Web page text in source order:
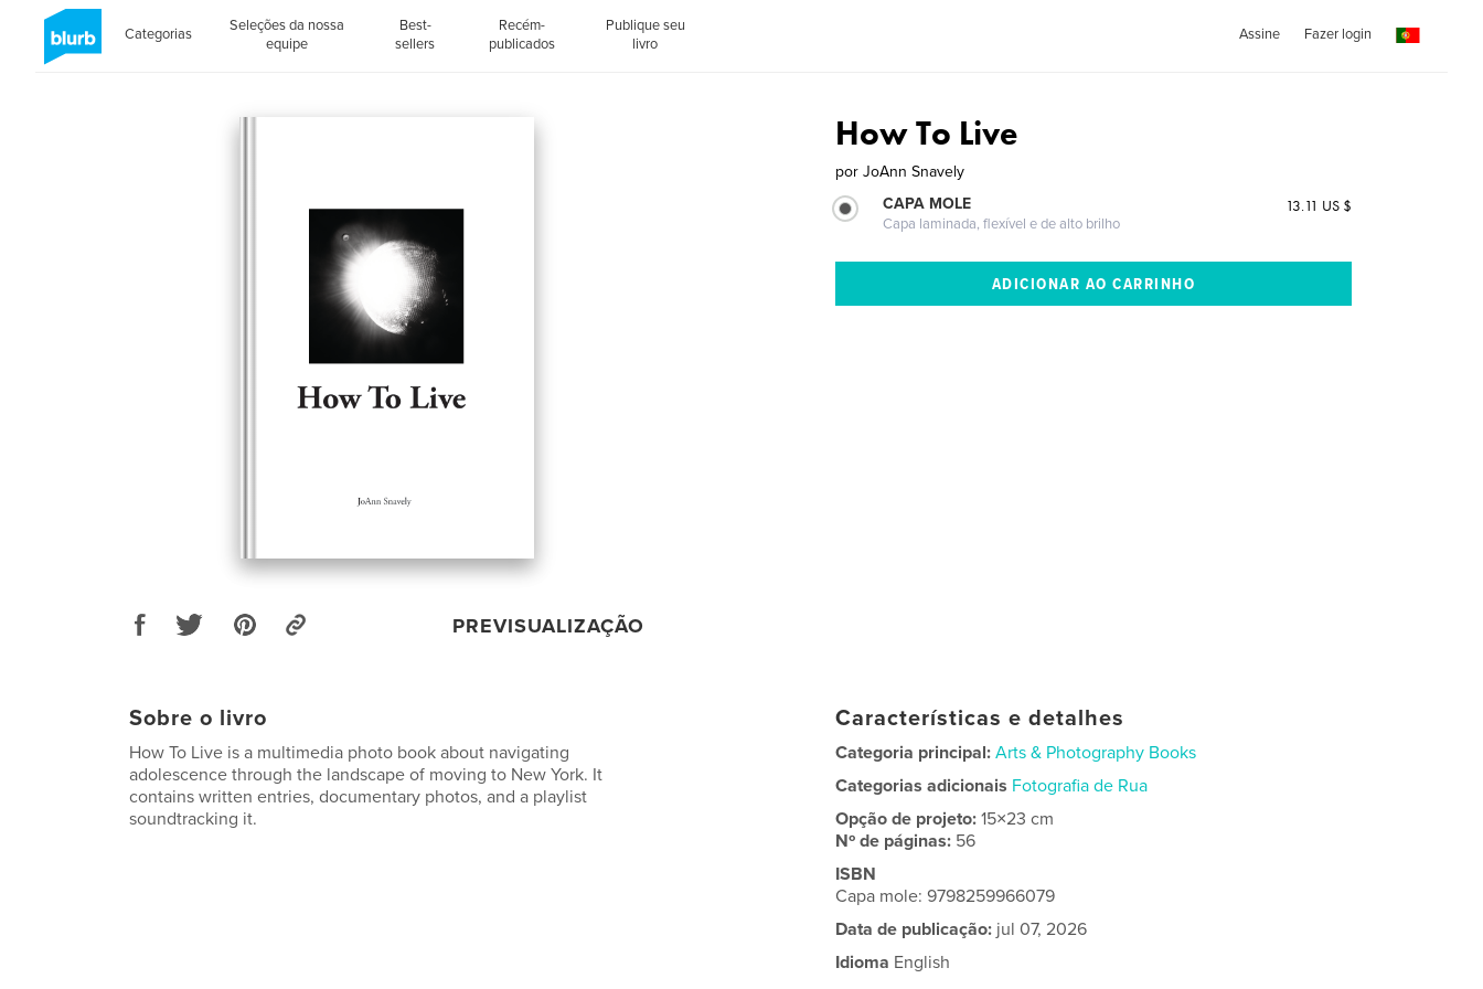
Categorias
Seleções da nossa
equipe
Best-
sellers
Recém-
publicados
Publique seu
livro
Assine Fazer login
PREVISUALIZAÇÃO
How To Live
por JoAnn Snavely
CAPA MOLE
Capa laminada, flexível e de alto brilho
13.11 US $
Sobre o livro
How To Live is a multimedia photo book about navigating
adolescence through the landscape of moving to New York. It
contains written entries, documentary photos, and a playlist
soundtracking it.
Características e detalhes
Categoria principal: Arts & Photography Books
Categorias adicionais Fotografia de Rua
Opção de projeto:15×23 cm
Nº de páginas: 56
ISBN
Capa mole: 9798259966079
Data de publicação: jul 07, 2026
Idioma English